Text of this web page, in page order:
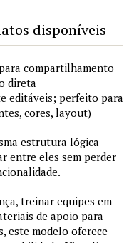
disponíveis
compartilhamento
direta
editáveis; perfeito para
cores, layout)
estrutura lógica —
entre eles sem perder
treinar equipes em
de apoio para
este modelo oferece